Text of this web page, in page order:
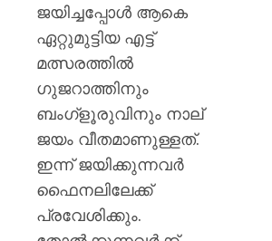
ജയിച്ചപ്പോൾ ആകെ
ഏറ്റുമുട്ടിയ എട്ട്
മത്സരത്തിൽ
ഗുജറാത്തിനും
ബംഗ്‌ളൂരുവിനും നാല്
ജയം വീതമാണുള്ളത്.
ഇന്ന് ജയിക്കുന്നവർ
ഫൈനലിലേക്ക്
പ്രവേശിക്കും.